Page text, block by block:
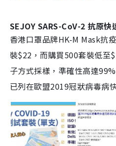
SEJOY SARS-CoV-2 抗原快
香港口罩品牌HK-M Mask抗
裝$22，而購買500套裝低至
子方式採樣，準確性高達
已列在歐盟2019冠狀病毒病